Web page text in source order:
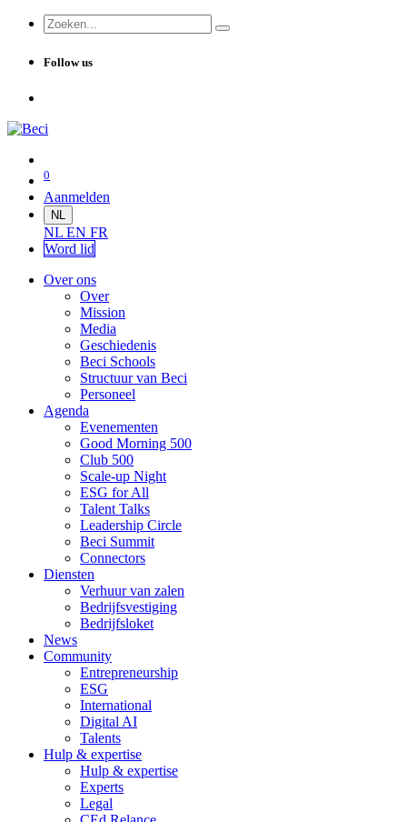
Follow us
0
Aanmelden
NL
NL EN FR
Word lid
Over ons
Over
Mission
Media
Geschiedenis
Beci Schools
Structuur van Beci
Personeel
Agenda
Evenementen
Good Morning 500
Club 500
Scale-up Night
ESG for All
Talent Talks
Leadership Circle
Beci Summit
Connectors
Diensten
Verhuur van zalen
Bedrijfsvestiging
Bedrijfsloket
News
Community
Entrepreneurship
ESG
International
Digital AI
Talents
Hulp & expertise
Hulp & expertise
Experts
Legal